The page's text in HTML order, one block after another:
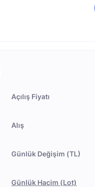
Açılış Fiyatı
Alış
Günlük Değişim (TL)
Günlük Hacim (Lot)